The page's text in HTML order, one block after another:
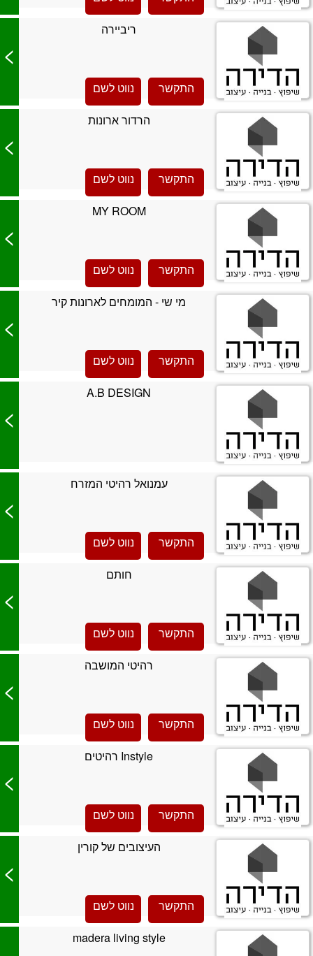
ריביירה
התקשר נווט לשם
>
הרדור ארונות
התקשר נווט לשם
>
MY ROOM
התקשר נווט לשם
>
מי שי - המומחים לארונות קיר
התקשר נווט לשם
>
A.B DESIGN
>
עמנואל רהיטי המזרח
התקשר נווט לשם
>
חותם
התקשר נווט לשם
>
רהיטי המושבה
התקשר נווט לשם
>
Instyle רהיטים
התקשר נווט לשם
>
העיצובים של קורין
התקשר נווט לשם
>
madera living style